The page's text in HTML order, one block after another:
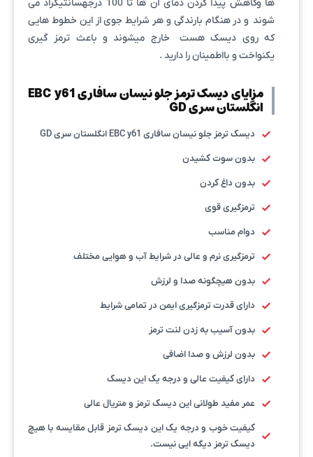
ها وکاهش پیدا کردن دمای آن ها تا 100 درجهسانتیگراد می
شوند و در هنگام بارندگی و هر شرایط جوی از این خطوط هایی
که روی دیسک هست خارج میشوند و باعث ترمز گیری
یکنواخت و بااطمینان را دارید .
مزایای دیسک ترمز جلو نیسان سافاری EBC y61
انگلستان سری GD
دیسک ترمز جلو نیسان سافاری EBC y61 انگلستان سری GD
بدون سوت کشیدن
بدون داغ کردن
ترمزگیری قوی
دوام مناسب
ترمزگیری نرم و عالی در شرایط آب و هوایی مختلف
بدون هیچگونه صدا و لرزش
دارای قدرت ترمزگیری ایمن در تمامی شرایط
بدون آسیب به زدن لنت ترمز
بدون لرزش و صدا اضافی
دارای کیفیت عالی و درجه یک این دیسک
عمر مفید طولانی این دیسک ترمز و متریال عالی
کیفیت خوب و درجه یک این دیسک ترمز قابل مقایسه با هیچ
دیسک ترمز دیگه ایی نیست.